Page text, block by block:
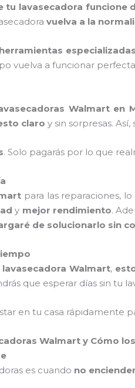
tu lavasecadora funcione
vuelva a la
herramientas especializadas
vuelva a funcionar
Walmart en
claro y sin sorpresas.
. Solo pagarás por lo que
para las reparaciones,
y mejor rendimiento.
de solucionarlo sin
Walmart,
que esperar días sin tu
en tu casa rápidamente
Walmart y Cómo
es cuando no